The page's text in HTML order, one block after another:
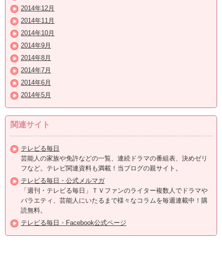
2014年12月
2014年11月
2014年10月
2014年9月
2014年8月
2014年7月
2014年6月
2014年5月
関連サイト
テレビる毎日
芸能人の家族や免許などの一覧、連続ドラマの番組表、決めゼリ
フなど。テレビ関連資料も満載！当ブログの親サイト。
テレビる毎日・公式メルマガ
「週刊・テレビる毎日」ＴＶファンのライター複数人でドラマや
バラエティ、芸能人にいたるまで様々なコラムを毎週連載中！購
読無料。
テレビる毎日・Facebook公式ページ